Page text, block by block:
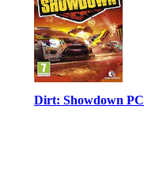
Dirt: Showdown PC